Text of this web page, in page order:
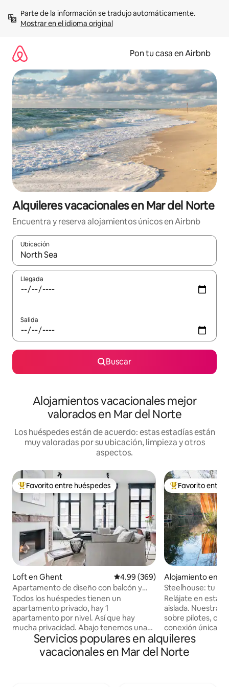
contenidoMostrar en el idioma original
Pon tu casa en Airbnb
Alquileres vacacionales en Mar del Norte
Encuentra y reserva alojamientos únicos en Airbnb
Ubicación
Cuando los resultados estén disponibles, navega con las
Llegada
Salida
Buscar
Alojamientos vacacionales mejor
valorados en Mar del Norte
Los huéspedes están de acuerdo: estas estadías están
muy valoradas por su ubicación, limpieza y otros
aspectos.
Favorito entre huéspedes preferido
Favorito entre huéspedes
Loft en Ghent Calificación promedio: 4.99 de
4.99 (369)
Apartamento de diseño con balcón y
vistas a las torres de Gante
Todos los huéspedes tienen un
apartamento privado, hay 1
apartamento por nivel. Así que hay
mucha privacidad. Abajo tenemos una
lavandería que puedes utilizar. ¡Tenemos
un taller de chocolate, donde
siempremos nuestras puertas para ti! El
Favorito entre
Favorito entre
Alojamiento en
Steelhouse: tu
al lago
Relájate en esta
aislada. Nuestra
sobre pilotes,
conexión única
Relájate en la
tranquilo. En su
agua, una sala de
Servicios populares en alquileres
vacacionales en Mar del Norte